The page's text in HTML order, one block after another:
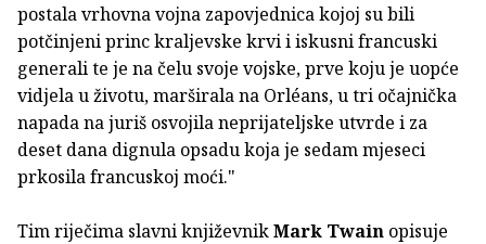
postala vrhovna vojna zapovjednica kojoj su bili
potčinjeni princ kraljevske krvi i iskusni francuski
generali te je na čelu svoje vojske, prve koju je uopće
vidjela u životu, marširala na Orléans, u tri očajnička
napada na juriš osvojila neprijateljske utvrde i za
deset dana dignula opsadu koja je sedam mjeseci
prkosila francuskoj moći."
Tim riječima slavni književnikMark Twain opisuje